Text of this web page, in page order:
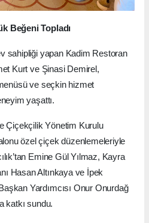
Beğeni Topladı
sahipliği yapan Kadim Restoran
Kurt ve Şinasi Demirel,
ve seçkin hizmet
yaşattı.
Çiçekçilik Yönetim Kurulu
özel çiçek düzenlemeleriyle
Emine Gül Yılmaz, Kayra
Hasan Altınkaya ve İpek
Yardımcısı Onur Onurdağ
katkı sundu.